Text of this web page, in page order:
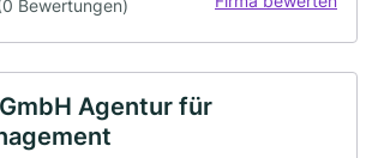
Bewertungen)
Agentur für